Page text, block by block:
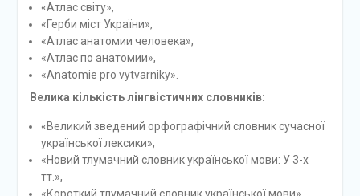
«Атлас світу»,
«Герби міст України»,
«Атлас анатомии человека»,
«Атлас по анатомии»,
«Anatomie pro vytvarniky».
Велика кількість лінгвістичних словників:
«Великий зведений орфографічний словник сучасної
української лексики»,
«Новий тлумачний словник української мови: У 3-х
тт.»,